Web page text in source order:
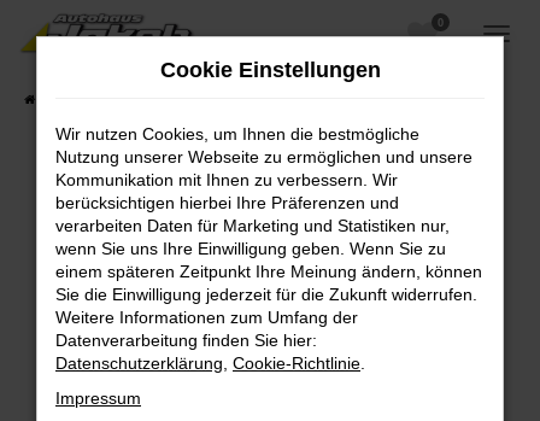
Zum
Hauptinhalt
0
Fehler: Network Error
Beim Laden ist ein Fehler aufgetreten.
Hier sind ein paar Tipps, die dir helfen können:
Überprüfe deine Firewall und deine
Internetverbindung.
Laden andere Webseiten, zum Beispiel deine
Suchmaschine?
Cookie Einstellungen
Wir nutzen Cookies, um Ihnen die bestmögliche
Nutzung unserer Webseite zu ermöglichen und unsere
Kommunikation mit Ihnen zu verbessern. Wir
berücksichtigen hierbei Ihre Präferenzen und
verarbeiten Daten für Marketing und Statistiken nur,
wenn Sie uns Ihre Einwilligung geben. Wenn Sie zu
einem späteren Zeitpunkt Ihre Meinung ändern, können
Sie die Einwilligung jederzeit für die Zukunft widerrufen.
Weitere Informationen zum Umfang der
Datenverarbeitung finden Sie hier:
Datenschutzerklärung Cookie-Richtlinie
Impressum